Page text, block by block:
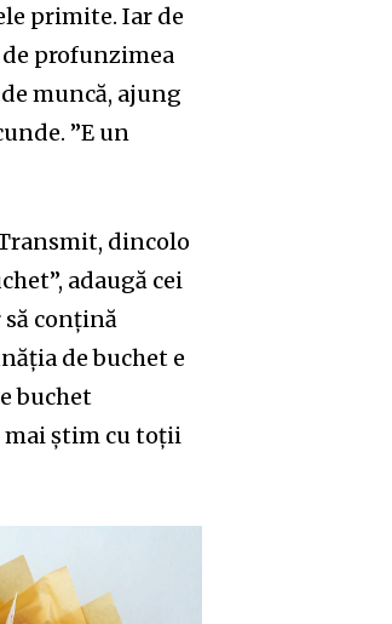
primite. Iar de
profunzimea
muncă, ajung
”E un
dincolo
adaugă cei
conțină
de buchet e
buchet
mai știm cu toții